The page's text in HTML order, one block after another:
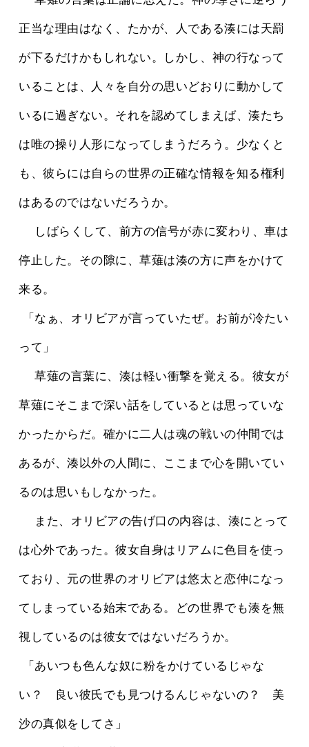
正当な理由はなく、たかが、人である湊には天罰
が下るだけかもしれない。しかし、神の行なって
いることは、人々を自分の思いどおりに動かして
いるに過ぎない。それを認めてしまえば、湊たち
は唯の操り人形になってしまうだろう。少なくと
も、彼らには自らの世界の正確な情報を知る権利
はあるのではないだろうか。
停止した。その隙に、草薙は湊の方に声をかけて
来る。
って」
草薙にそこまで深い話をしているとは思っていな
かったからだ。確かに二人は魂の戦いの仲間では
あるが、湊以外の人間に、ここまで心を開いてい
るのは思いもしなかった。
は心外であった。彼女自身はリアムに色目を使っ
ており、元の世界のオリビアは悠太と恋仲になっ
てしまっている始末である。どの世界でも湊を無
視しているのは彼女ではないだろうか。
い？　良い彼氏でも見つけるんじゃないの？　美
沙の真似をしてさ」